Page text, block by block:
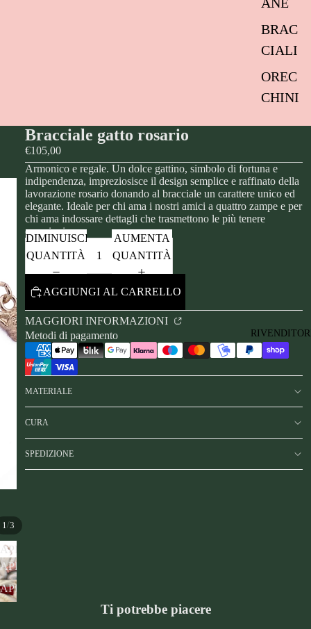
BRAC
CIALI
OREC
CHINI
1/3
APRI
IMMAGINE
A
SCHERMO
APRI
IMMAGINE
A
APRI
IMMAGINE
Bracciale gatto rosario
€105,00
Armonico e regale. Un dolce gattino, simbolo di fortuna e
indipendenza, impreziosisce il design semplice e raffinato della
lavorazione rosario donando al bracciale un carattere unico ed
elegante. Ideale per chi ama i nostri amici a quattro zampe e per
chi ama indossare dettagli che trasmettono le più tenere
emozioni.
DIMINUISCI
QUANTITÀ
AUMENTA
QUANTITÀ
AGGIUNGI AL CARRELLO
MAGGIORI INFORMAZIONI
Metodi di pagamento
MATERIALE
CURA
SPEDIZIONE
Ti potrebbe piacere